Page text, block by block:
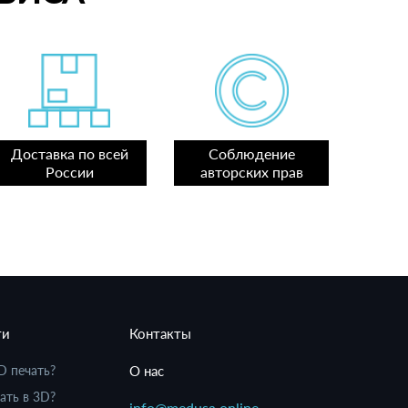
Доставка по всей
России
Соблюдение
авторских прав
печать?
в 3D?
Контакты
О нас